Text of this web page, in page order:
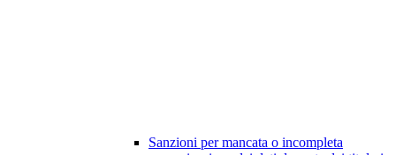
Sanzioni per mancata o incompleta